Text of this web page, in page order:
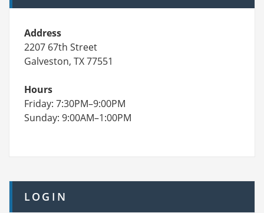
Address
2207 67th Street
Galveston, TX 77551
Hours
Friday: 7:30PM–9:00PM
Sunday: 9:00AM–1:00PM
LOGIN